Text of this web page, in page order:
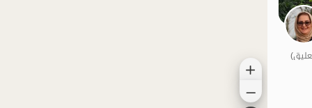
الموقع على الخريطة